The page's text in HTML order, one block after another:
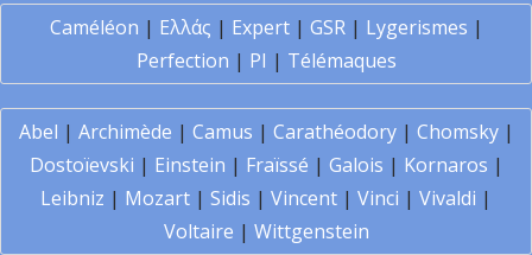
Caméléon | Ελλάς | Expert| GSR| Lygerismes |
Perfection | PI | Télémaques
Abel | Archimède | Camus | Carathéodory| Chomsky|
Dostoïevski | Einstein | Fraïssé | Galois | Kornaros |
Leibniz | Mozart | Sidis | Vincent | Vinci | Vivaldi |
Voltaire | Wittgenstein